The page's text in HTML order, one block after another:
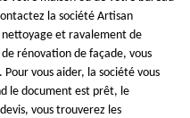
la société Artisan
et ravalement de
rénovation de façade, vous
vous aider, la société vous
le document est prêt, le
vous trouverez les